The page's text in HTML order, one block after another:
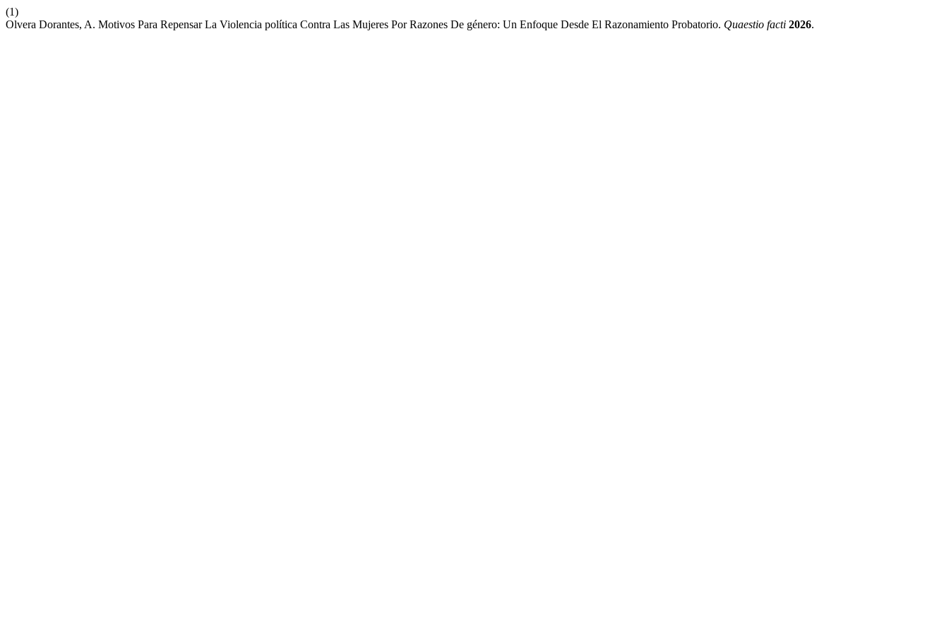
(1)
Olvera Dorantes, A. Motivos Para Repensar La Violencia política Contra Las Mujeres Por Razones De género: Un Enfoque Desde El Razonamiento Probatorio. Quaestio facti 2026.